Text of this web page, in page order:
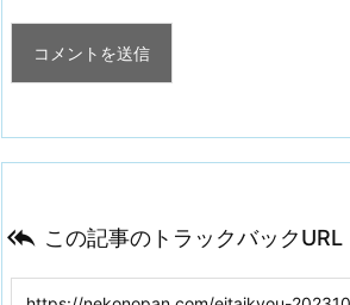
 この記事のトラックバックURL